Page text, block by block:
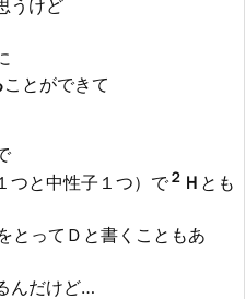
うけど
ことができて
つと中性子１つ）で２ Ｈ とも
とってＤと書くこともあ
んだけど…